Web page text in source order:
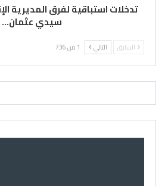
تدخلات استباقية لفرق المديرية
سيدي عثمان…
السابق التالي 1 من 736